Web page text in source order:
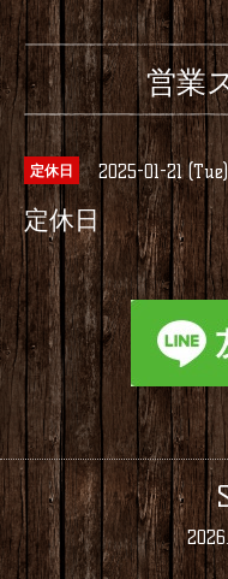
営業
定休日 2025-01-21 (Tue)
定休日